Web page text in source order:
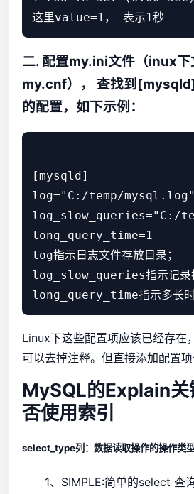
二. 配置my.ini文件（inux下
my.cnf）， 查找到
的配置，如下示例：
[mysqld]
log="C:/temp/mysql.log"
log_slow_queries="C:/
long_query_time=1
log指示日志文件存放目录；
log_slow_queries指示记录
Linux下这些配置项应该已经存在
可以去掉注释。但直接添加配置项
MySQL的Explain关
否使用索引
select_type列：数据读取操作的操作类
1、SIMPLE:简单的select 查